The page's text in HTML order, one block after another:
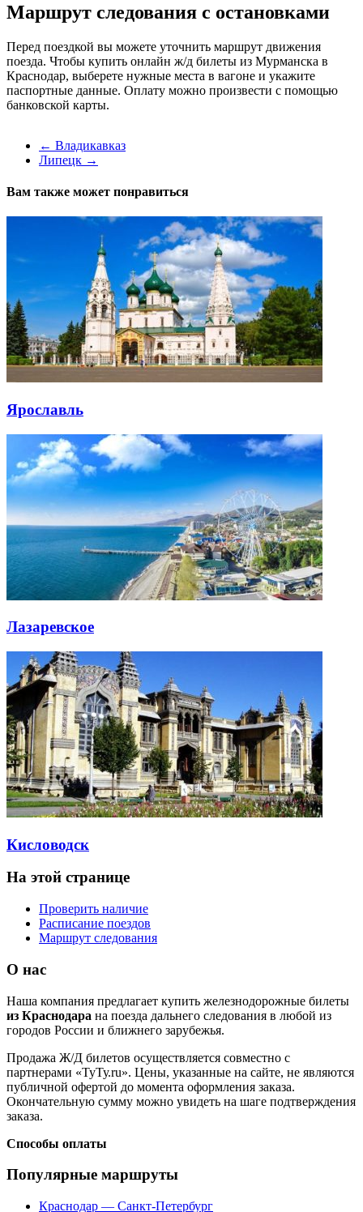
Маршрут следования с остановками
Перед поездкой вы можете уточнить маршрут движения
поезда. Чтобы купить онлайн ж/д билеты из Мурманска в
Краснодар, выберете нужные места в вагоне и укажите
паспортные данные. Оплату можно произвести с помощью
банковской карты.
← Владикавказ
Липецк →
Вам также может понравиться
Ярославль
Лазаревское
Кисловодск
На этой странице
Проверить наличие
Расписание поездов
Маршрут следования
О нас
Наша компания предлагает купить железнодорожные билеты
из Краснодара на поезда дальнего следования в любой из
городов России и ближнего зарубежья.
Продажа Ж/Д билетов осуществляется совместно с
партнерами «ТуТу.ru». Цены, указанные на сайте, не являются
публичной офертой до момента оформления заказа.
Окончательную сумму можно увидеть на шаге подтверждения
заказа.
Способы оплаты
Популярные маршруты
Краснодар — Санкт-Петербург